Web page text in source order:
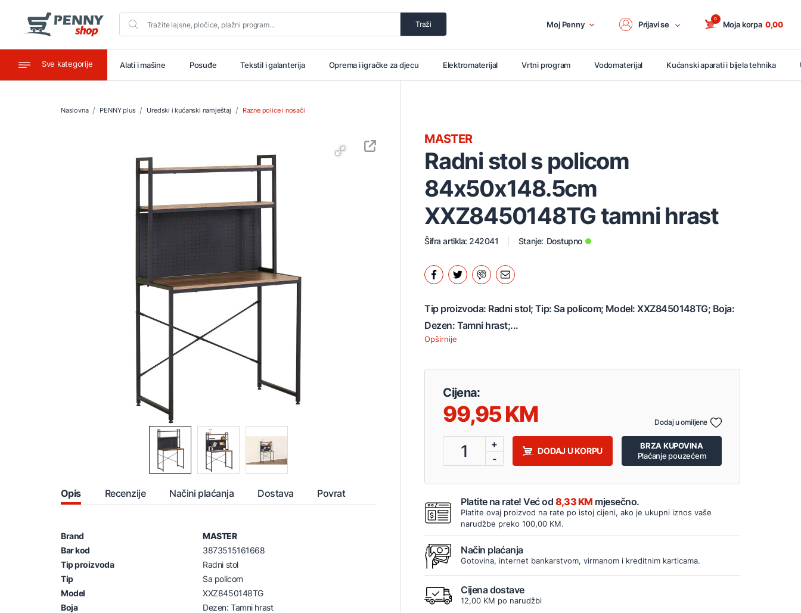
Traži Moj Penny Prijavi se Moja korpa
0
0,00
Sve kategorije
Ugostiteljstvo Alati i mašine Posuđe Tekstil i galanterija Oprema i igračke za djecu Elektromaterijal Vrtni program Vodomaterijal Kućanski aparati i bijela tehnika
Naslovna PENNY plus Uredski i kućanski namještaj Razne police i nosači
Opis Recenzije Načini plaćanja Dostava Povrat
Brand
MASTER
Bar kod
3873515161668
Tip proizvoda
Radni stol
Tip
Sa policom
Model
XXZ8450148TG
Boja
Dezen: Tamni hrast
Radni stol s policom
84x50x148.5cm
XXZ8450148TG tamni hrast
MASTER
Šifra artikla: 242041 Stanje: Dostupno
Tip proizvoda: Radni stol; Tip: Sa policom; Model: XXZ8450148TG; Boja:
Dezen: Tamni hrast;...
Opširnije
Cijena:
99,95
1
+
-
DODAJ U KORPU
BRZA KUPOVINA
Plaćanje pouzećem
Dodaj u omiljene
Platite na rate! Već od 8,33 KM mjesečno.
Platite ovaj proizvod na rate po istoj cijeni, ako je ukupni iznos vaše
narudžbe preko 100,00 KM.
Način plaćanja
Gotovina, internet bankarstvom, virmanom i kreditnim karticama.
Cijena dostave
12,00 KM po narudžbi